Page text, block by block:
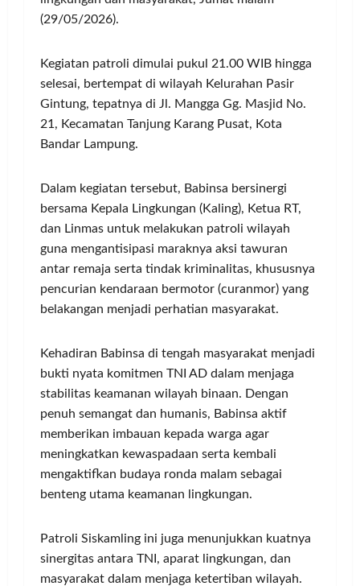
(29/05/2026).
Kegiatan patroli dimulai pukul 21.00 WIB hingga
selesai, bertempat di wilayah Kelurahan Pasir
Gintung, tepatnya di Jl. Mangga Gg. Masjid No.
21, Kecamatan Tanjung Karang Pusat, Kota
Bandar Lampung.
Dalam kegiatan tersebut, Babinsa bersinergi
bersama Kepala Lingkungan (Kaling), Ketua RT,
dan Linmas untuk melakukan patroli wilayah
guna mengantisipasi maraknya aksi tawuran
antar remaja serta tindak kriminalitas, khususnya
pencurian kendaraan bermotor (curanmor) yang
belakangan menjadi perhatian masyarakat.
Kehadiran Babinsa di tengah masyarakat menjadi
bukti nyata komitmen TNI AD dalam menjaga
stabilitas keamanan wilayah binaan. Dengan
penuh semangat dan humanis, Babinsa aktif
memberikan imbauan kepada warga agar
meningkatkan kewaspadaan serta kembali
mengaktifkan budaya ronda malam sebagai
benteng utama keamanan lingkungan.
Patroli Siskamling ini juga menunjukkan kuatnya
sinergitas antara TNI, aparat lingkungan, dan
masyarakat dalam menjaga ketertiban wilayah.